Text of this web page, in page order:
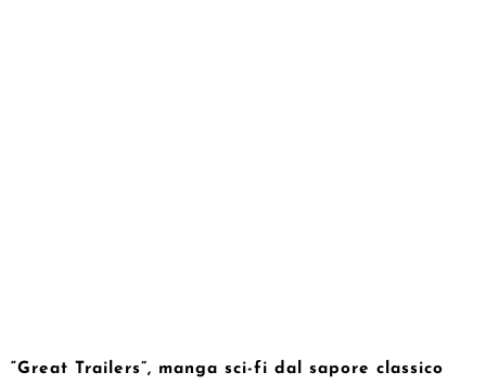
“Great Trailers”, manga sci-fi dal sapore classico